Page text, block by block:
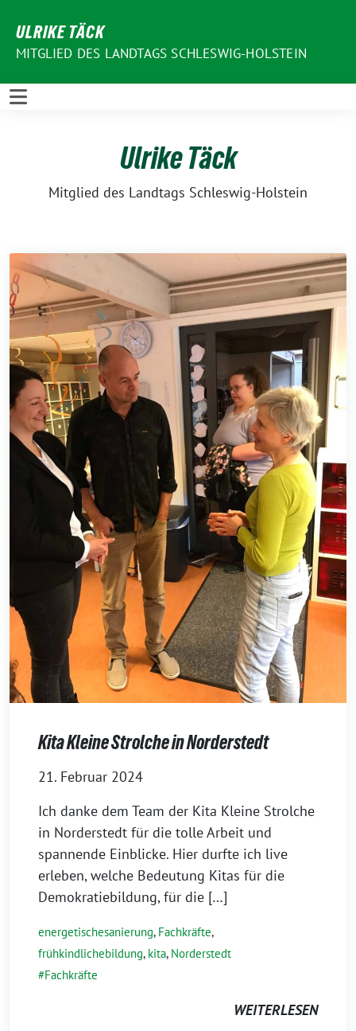
zum
Inhalt
ULRIKE TÄCK
MITGLIED DES LANDTAGS SCHLESWIG-HOLSTEIN
Ulrike Täck
Mitglied des Landtags Schleswig-Holstein
Kita Kleine Strolche in Norderstedt
21. Februar 2024
Ich danke dem Team der Kita Kleine Strolche
in Norderstedt für die tolle Arbeit und
spannende Einblicke. Hier durfte ich live
erleben, welche Bedeutung Kitas für die
Demokratiebildung, für die […]
energetischesanierung, Fachkräfte,
frühkindlichebildung, kita, Norderstedt
Fachkräfte
WEITERLESEN